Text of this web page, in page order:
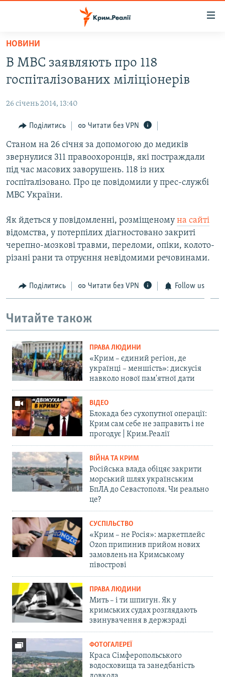
Перейти
основного
матеріалу
до
навігації
Перейти
до
пошуку
ПОЛІТИКА
БЛОГИ
ПОГЛЯД
ІНТЕРВ'Ю
ВСЕ ЗА ДЕНЬ
СПЕЦПРОЕКТИ
ДЕПОРТАЦІЯ
ВІДЕОУРОКИ «ELIFBE»
СВІДЧЕННЯ ОКУПАЦІЇ
ІНФОГРАФІКА
ЯК ОБІЙТИ БЛОКУВАННЯ
Русский
Qırımtatar
ДОЛУЧАЙСЯ!
НОВИНИ
В МВС заявляють про 118
госпіталізованих міліціонерів
26 січень 2014, 13:40
Поділитись Читати без VPN
Станом на 26 січня за допомогою до медиків
звернулися 311 правоохоронців, які постраждали
під час масових заворушень. 118 із них
госпіталізовано. Про це повідомили у прес-службі
МВС України.
Як йдеться у повідомленні, розміщеному на сайті
відомства, у потерпілих діагностовано закриті
черепно-мозкові травми, переломи, опіки, колото-
різані рани та отруєння невідомими речовинами.
Поділитись Читати без VPN Follow us
Читайте також
ПРАВА ЛЮДИНИ
«Крим – єдиний регіон, де
українці – меншість»: дискусія
навколо нової пам'ятної дати
ВІДЕО
Блокада без сухопутної операції:
Крим сам себе не заправить і не
прогодує | Крим.Реалії
ВІЙНА ТА КРИМ
Російська влада обіцяє закрити
морський шлях українським
БпЛА до Севастополя. Чи реально
це?
СУСПІЛЬСТВО
«Крим – не Росія»: маркетплейс
Ozon припинив прийом нових
замовлень на Кримському
півострові
ПРАВА ЛЮДИНИ
Мить – і ти шпигун. Як у
кримських судах розглядають
звинувачення в держзраді
ФОТОГАЛЕРЕЇ
Краса Сімферопольського
водосховища та занедбаність